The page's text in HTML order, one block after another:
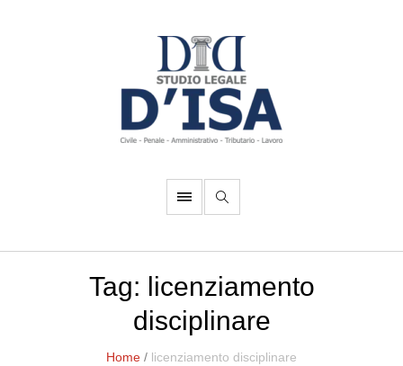
Tag: licenziamento
disciplinare
Home / licenziamento disciplinare